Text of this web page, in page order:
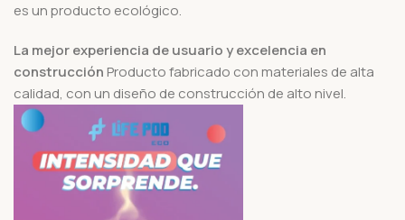
es un producto ecológico.
La mejor experiencia de usuario y excelencia en
construcción Producto fabricado con materiales de alta
calidad, con un diseño de construcción de alto nivel.